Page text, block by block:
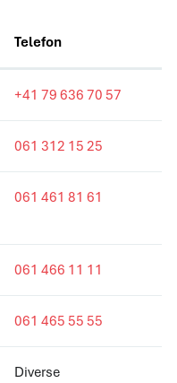
Telefon
+41 79 636 70 57
061 312 15 25
061 461 81 61
061 466 11 11
061 465 55 55
Diverse